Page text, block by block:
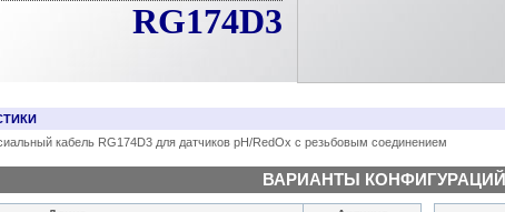
RG174D3
кабель RG174D3 для датчиков рН/RedOx с резьбовым соединением
ВАРИАНТЫ КОНФИГУРАЦИЙ